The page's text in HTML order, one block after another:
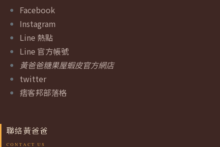
Facebook
Instagram
Line 熱點
Line 官方帳號
黃爸爸糖果屋蝦皮官方網店
twitter
痞客邦部落格
聯絡黃爸爸